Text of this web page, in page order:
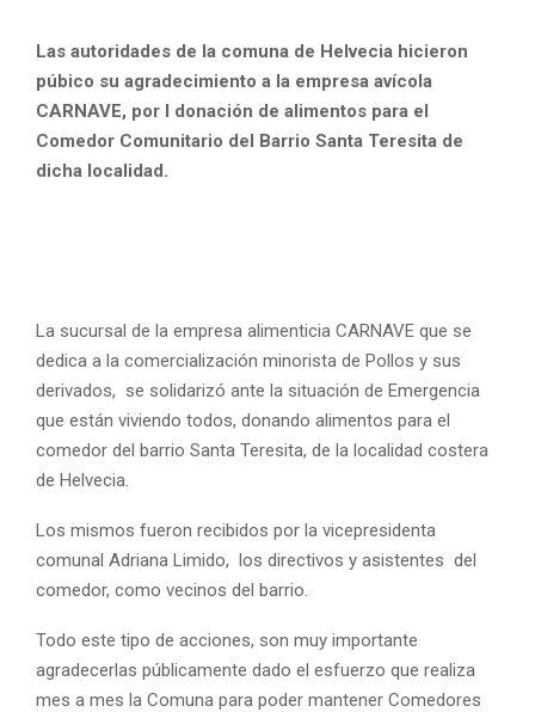
Las autoridades de la comuna de Helvecia hicieron
púbico su agradecimiento a la empresa avícola
CARNAVE, por l donación de alimentos para el
Comedor Comunitario del Barrio Santa Teresita de
dicha localidad.
La sucursal de la empresa alimenticia CARNAVE que se
dedica a la comercialización minorista de Pollos y sus
derivados, se solidarizó ante la situación de Emergencia
que están viviendo todos, donando alimentos para el
comedor del barrio Santa Teresita, de la localidad costera
de Helvecia.
Los mismos fueron recibidos por la vicepresidenta
comunal Adriana Limido, los directivos y asistentes del
comedor, como vecinos del barrio.
Todo este tipo de acciones, son muy importante
agradecerlas públicamente dado el esfuerzo que realiza
mes a mes la Comuna para poder mantener Comedores